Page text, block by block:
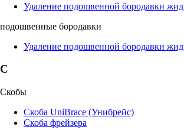
Удаление подошвенной бородавки
подошвенные бородавки
Удаление подошвенной бородавки
С
Скобы
Скоба UniBrace (Унибрейс)
Скоба фрейзера